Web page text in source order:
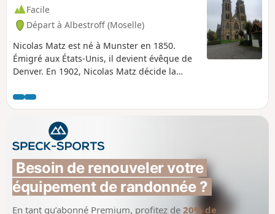
Facile
Départ à Albestroff (Moselle)
Nicolas Matz est né à Munster en 1850.
Émigré aux États-Unis, il devient évêque de
Denver. En 1902, Nicolas Matz décide la
l'Immaculée Conception. Il se souvient de
son village d'enfance et demande à ce que la
cathédrale soit la réplique de la Collégiale
Saint-Nicolas de Munster. En souvenir de
cette belle histoire, voici une randonnée très
agréable faite de larges chemins. Le
parcours est essentiellement en forêt. À
découvrir, le remarquable étang d'Albestroff.
Besoin de renouveler votre
équipement de randonnée ?
En tant qu’abonné Premium, profitez de 20% de